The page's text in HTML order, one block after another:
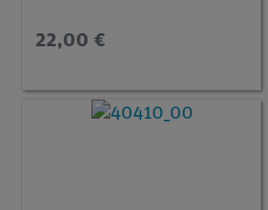
22,00 €